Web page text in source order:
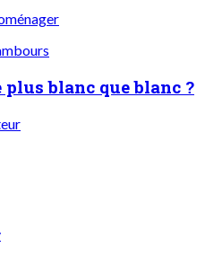
blanc que blanc ?